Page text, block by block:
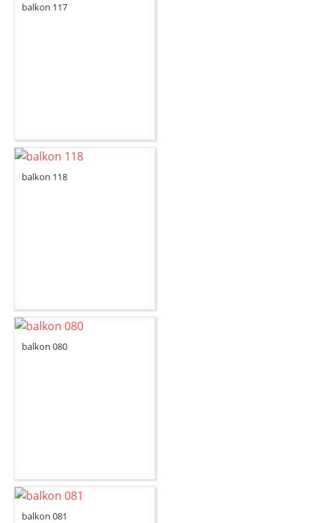
balkon 117
balkon 118
balkon 080
balkon 081